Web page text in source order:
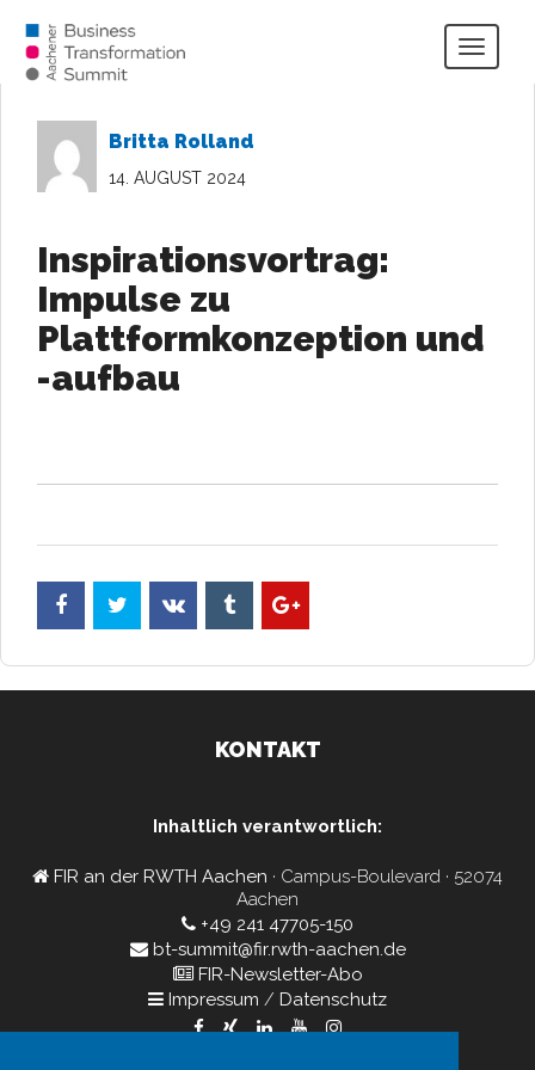
Britta Rolland
14. AUGUST 2024
Inspirationsvortrag:
Impulse zu
Plattformkonzeption und
-aufbau
KONTAKT
Inhaltlich verantwortlich:
FIR an der RWTH Aachen · Campus-Boulevard · 52074
Aachen
+49 241 47705-150
bt-summit@fir.rwth-aachen.de
FIR-Newsletter-Abo
Impressum / Datenschutz